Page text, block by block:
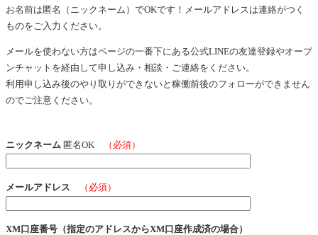
お名前は匿名（ニックネーム）でOKです！メールアドレスは連絡がつく
ものをご入力ください。
メールを使わない方はページの一番下にある公式LINEの友達登録やオープ
ンチャットを経由して申し込み・相談・ご連絡をください。
利用申し込み後のやり取りができないと稼働前後のフォローができません
のでご注意ください。
ニックネーム 匿名OK （必須）
メールアドレス （必須）
XM口座番号（指定のアドレスからXM口座作成済の場合）